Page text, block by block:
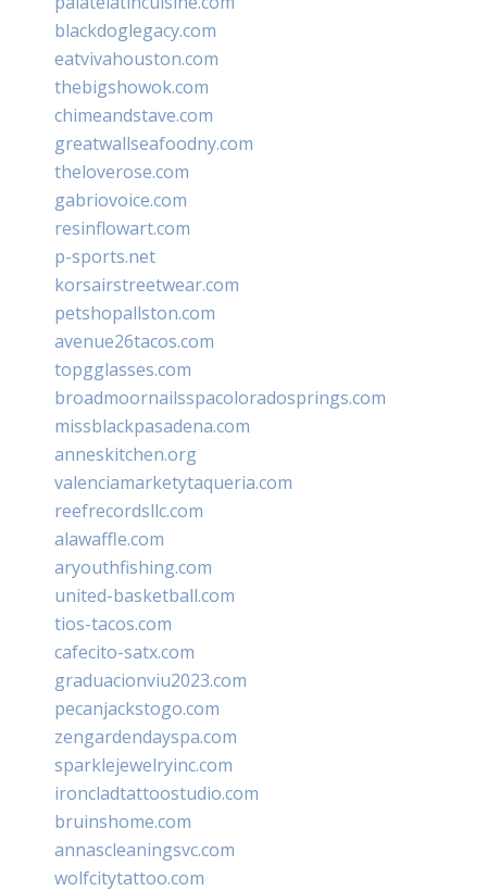
blackdoglegacy.com
eatvivahouston.com
thebigshowok.com
chimeandstave.com
greatwallseafoodny.com
theloverose.com
gabriovoice.com
resinflowart.com
p-sports.net
korsairstreetwear.com
petshopallston.com
avenue26tacos.com
topgglasses.com
broadmoornailsspacoloradosprings.com
missblackpasadena.com
anneskitchen.org
valenciamarketytaqueria.com
reefrecordsllc.com
alawaffle.com
aryouthfishing.com
united-basketball.com
tios-tacos.com
cafecito-satx.com
graduacionviu2023.com
pecanjackstogo.com
zengardendayspa.com
sparklejewelryinc.com
ironcladtattoostudio.com
bruinshome.com
annascleaningsvc.com
wolfcitytattoo.com